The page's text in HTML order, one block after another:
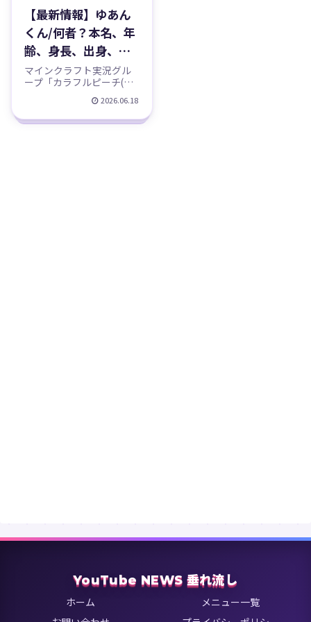
【最新情報】ゆあん
くん/何者？本名、年
齢、身長、出身、顔
バレなどのプロフィ
ール、からぴち(カラ
フルピーチ)の
YouTubeチャンネル
マインクラフト実況グル
ープ「カラフルピーチ(か
ー、ゆあんくん🍑を徹底
紹介。本名・年齢・出
身・身長・顔バレなど“公
2026.06.18
YouTube NEWS 垂れ流し
ホーム
メニュー一覧